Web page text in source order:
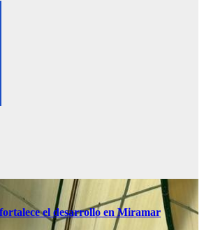
el desarrollo en Miramar